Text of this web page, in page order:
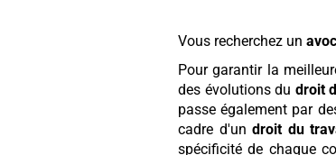
Vous recherchez un
Pour garantir la
des évolutions du droit
passe également par
cadre d'undroit du
spécificité de chaque